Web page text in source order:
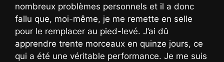
nombreux problèmes personnels et il a donc
fallu que, moi-même, je me remette en selle
pour le remplacer au pied-levé. J’ai dû
apprendre trente morceaux en quinze jours, ce
qui a été une véritable performance. Je me suis